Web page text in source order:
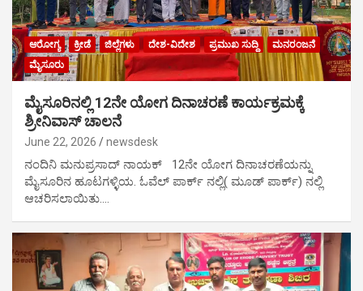
ಆರೋಗ್ಯ ಕ್ರೀಡೆ ಜಿಲ್ಲೆಗಳು ದೇಶ-ವಿದೇಶ ಪ್ರಮುಖ ಸುದ್ದಿ
ಮನರಂಜನೆ
ಮೈಸೂರು
ಮೈಸೂರಿನಲ್ಲಿ 12ನೇ ಯೋಗ ದಿನಾಚರಣೆ ಕಾರ್ಯಕ್ರಮಕ್ಕೆ
ಶ್ರೀನಿವಾಸ್ ಚಾಲನೆ
June 22, 2026 newsdesk
ನಂದಿನಿ ಮನುಪ್ರಸಾದ್ ನಾಯಕ್ 12ನೇ ಯೋಗ ದಿನಾಚರಣೆಯನ್ನು
ಮೈಸೂರಿನ ಹೂಟಗಳ್ಳಿಯ. ಓವೆಲ್ ಪಾರ್ಕ್ ನಲ್ಲಿ( ಮೂಡ್ ಪಾರ್ಕ್) ನಲ್ಲಿ
ಆಚರಿಸಲಾಯಿತು.…